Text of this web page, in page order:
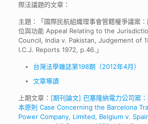
際法議題的文章：
主題：「國際民航組織理事會管轄權爭議案
位與功能 Appeal Relating to the
Council, India v. Pakistan, Judgement of
I.C.J. Reports 1972, p.46.」
台灣法學雜誌第198期（2012年4月）
文章導讀
上期文章： [期刊論文] 巴塞隆納電力公司案
本原則 Case Concerning the Barcelona
Power Company, Limited, Belgium v.